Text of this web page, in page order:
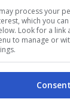
su
di Belen
insegnate
il regalo
Parole
process your
which you
Look for a link
to manage or
Consent